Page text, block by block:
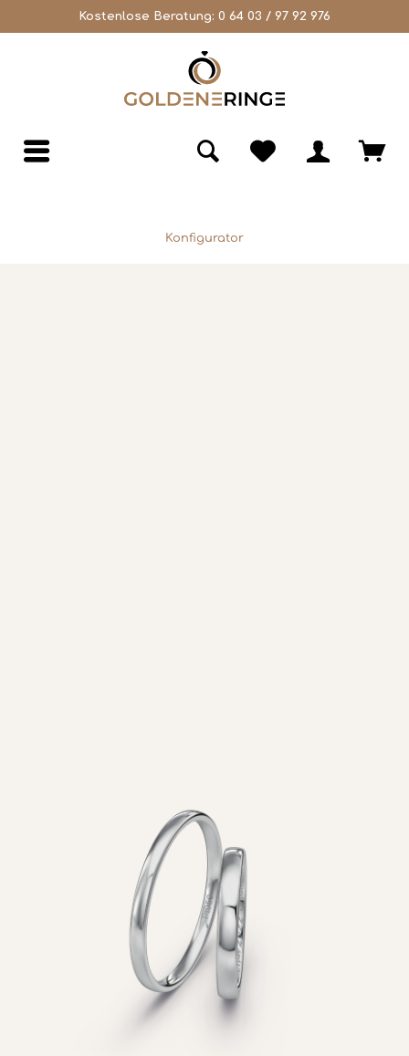
Kostenlose Beratung: 0 64 03 / 97 92 976
Konfigurator